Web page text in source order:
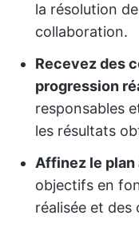
la résolution
collaboration.
Recevez des
progression
responsables
les résultats
Affinez le
objectifs en
réalisée et des